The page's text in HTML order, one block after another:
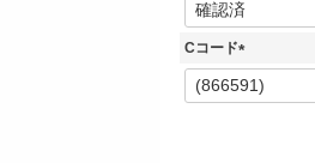
Cコード
(
必